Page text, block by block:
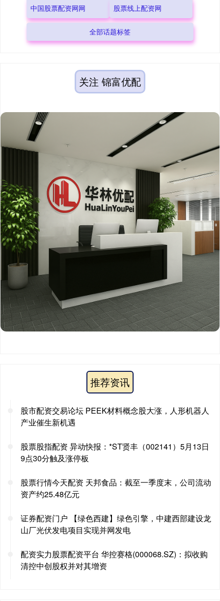
中国股票配资网网 股票线上配资网
全部话题标签
关注 锦富优配
推荐资讯
股市配资交易论坛 PEEK材料概念股大涨，人形机器人
产业催生新机遇
股票股指配资 异动快报：*ST贤丰（002141）5月13日
9点30分触及涨停板
股票行情今天配资 天邦食品：截至一季度末，公司流动
资产约25.48亿元
证券配资门户 【绿色西建】绿色引擎，中建西部建设龙
山厂光伏发电项目实现并网发电
配资实力股票配资平台 华控赛格(000068.SZ)：拟收购
清控中创股权并对其增资